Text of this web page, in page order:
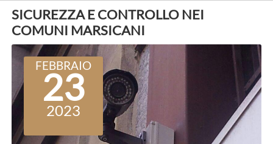
SICUREZZA E CONTROLLO NEI
COMUNI MARSICANI
FEBBRAIO
23
2023